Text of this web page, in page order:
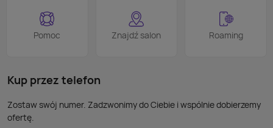
Pomoc Znajdź salon Roaming
Kup przez telefon
Zostaw swój numer. Zadzwonimy do Ciebie i wspólnie dobierzemy
ofertę.